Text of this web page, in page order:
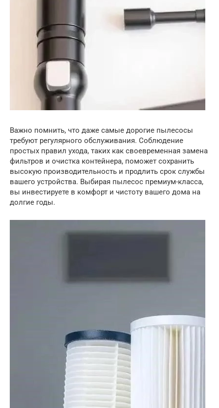
Важно помнить, что даже самые дорогие пылесосы
требуют регулярного обслуживания. Соблюдение
простых правил ухода, таких как своевременная замена
фильтров и очистка контейнера, поможет сохранить
высокую производительность и продлить срок службы
вашего устройства. Выбирая пылесос премиум-класса,
вы инвестируете в комфорт и чистоту вашего дома на
долгие годы.